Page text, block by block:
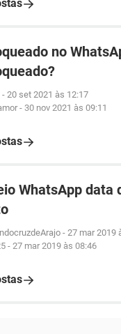
no
- 20 set 2021 às 12:17
- 30 nov 2021 às 09:11
WhatsApp data
- 27 mar 2019
- 27 mar 2019 às 08:46